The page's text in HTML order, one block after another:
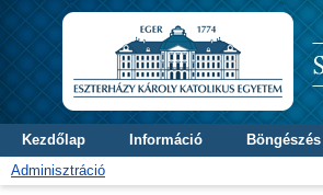
Kezdőlap Információ
Böngészés
Adminisztráció